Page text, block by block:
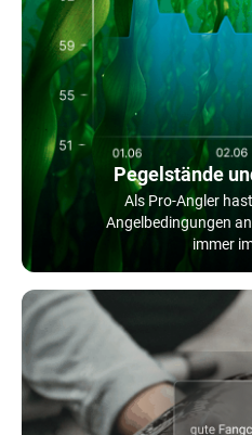
Pegelstände
Als Pro-Angler
Angelbedingungen
immer